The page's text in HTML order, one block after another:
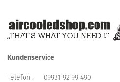
Kundenservice
Telefon : 09931 92 99 490